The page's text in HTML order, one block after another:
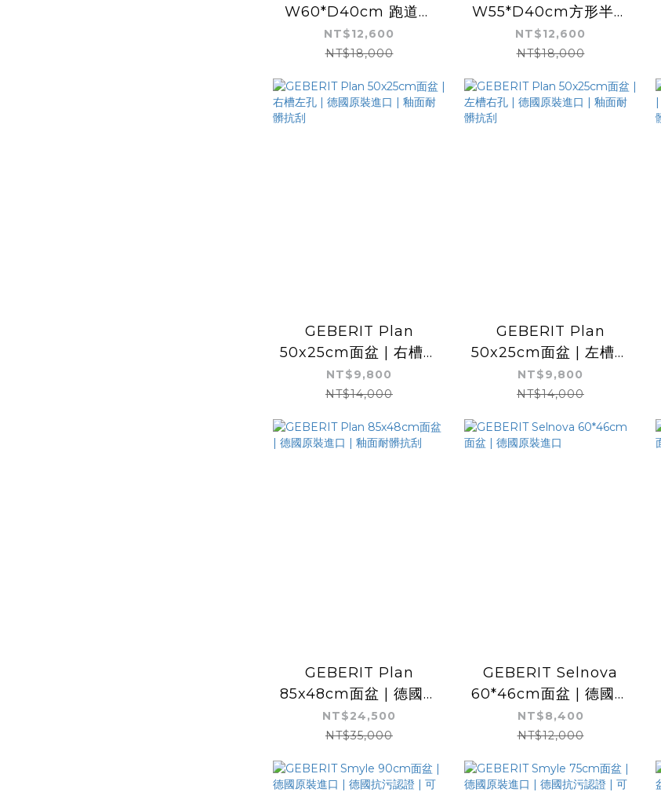
W60*D40cm 跑道型
半嵌盆 | 德國原裝進口 |
釉面耐髒抗刮 | 無龍頭
NT$12,600
NT$18,000
W55*D40cm方形半嵌
盆 | 德國原裝進口 | 釉
面耐髒抗刮 | 方形無龍
NT$12,600
NT$18,000
GEBERIT Plan
50x25cm面盆 | 右槽左
孔 | 德國原裝進口 | 釉
面耐髒抗刮
NT$9,800
NT$14,000
GEBERIT Plan
50x25cm面盆 | 左槽右
孔 | 德國原裝進口 | 釉
面耐髒抗刮
NT$9,800
NT$14,000
GEBERIT Plan
85x48cm面盆 | 德國原
裝進口 | 釉面耐髒抗刮
NT$24,500
NT$35,000
GEBERIT Selnova
60*46cm面盆 | 德國原
裝進口
NT$8,400
NT$12,000